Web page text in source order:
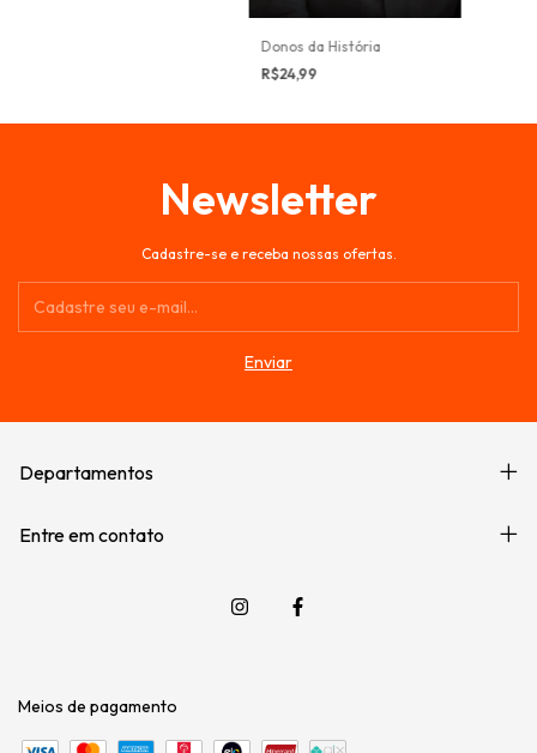
Donos da História
R$24,99
Newsletter
Cadastre-se e receba nossas ofertas.
Departamentos
Entre em contato
Meios de pagamento